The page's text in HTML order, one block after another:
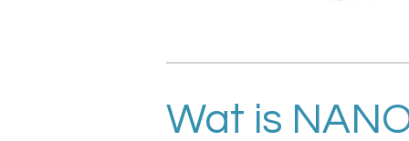
Wat is